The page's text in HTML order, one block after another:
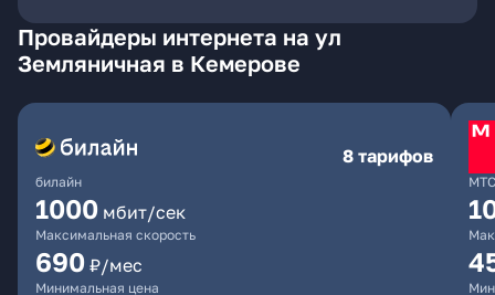
Провайдеры интернета на ул
Земляничная в Кемерове
билайн
8 тарифов
1000 мбит/сек
Максимальная скорость
690 ₽/мес
Минимальная цена
МТС